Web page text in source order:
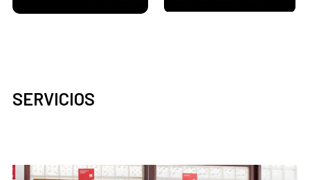
SERVICIOS